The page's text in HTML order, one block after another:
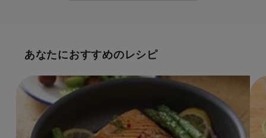
あなたにおすすめのレシピ